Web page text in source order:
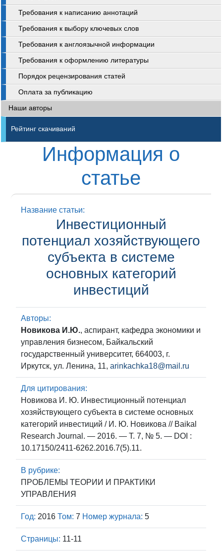
Требования к написанию аннотаций
Требования к выбору ключевых слов
Требования к англоязычной информации
Требования к оформлению литературы
Порядок рецензирования статей
Оплата за публикацию
Наши авторы
Рейтинг скачиваний
Информация о
статье
Название статьи:
Инвестиционный
потенциал хозяйствующего
субъекта в системе
основных категорий
инвестиций
Авторы:
Новикова И.Ю., аспирант, кафедра экономики и
управления бизнесом, Байкальский
государственный университет, 664003, г.
Иркутск, ул. Ленина, 11, arinkachka18@mail.ru
Для цитирования:
Новикова И. Ю. Инвестиционный потенциал
хозяйствующего субъекта в системе основных
категорий инвестиций / И. Ю. Новикова // Baikal
Research Journal. — 2016. — Т. 7, № 5. — DOI :
10.17150/2411-6262.2016.7(5).11.
В рубрике:
ПРОБЛЕМЫ ТЕОРИИ И ПРАКТИКИ
УПРАВЛЕНИЯ
Год: 2016 Том: 7 Номер журнала: 5
Страницы: 11-11